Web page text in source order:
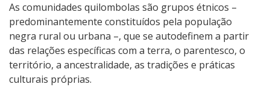
As comunidades quilombolas são grupos étnicos –
predominantemente constituídos pela população
negra rural ou urbana –, que se autodefinem a partir
das relações específicas com a terra, o parentesco, o
território, a ancestralidade, as tradições e práticas
culturais próprias.